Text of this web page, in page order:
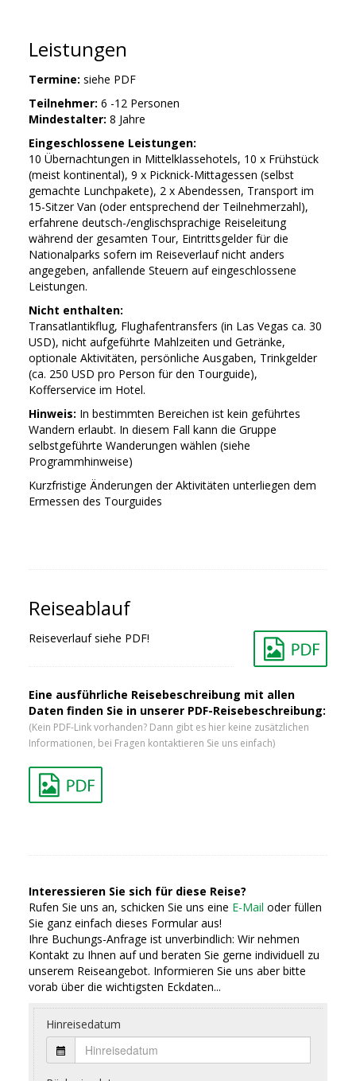
Leistungen
Termine: siehe PDF
Teilnehmer: 6 -12 Personen
Mindestalter: 8 Jahre
Eingeschlossene Leistungen:
10 Übernachtungen in Mittelklassehotels, 10 x Frühstück
(meist kontinental), 9 x Picknick-Mittagessen (selbst
gemachte Lunchpakete), 2 x Abendessen, Transport im
15-Sitzer Van (oder entsprechend der Teilnehmerzahl),
erfahrene deutsch-/englischsprachige Reiseleitung
während der gesamten Tour, Eintrittsgelder für die
Nationalparks sofern im Reiseverlauf nicht anders
angegeben, anfallende Steuern auf eingeschlossene
Leistungen.
Nicht enthalten:
Transatlantikflug, Flughafentransfers (in Las Vegas ca. 30
USD), nicht aufgeführte Mahlzeiten und Getränke,
optionale Aktivitäten, persönliche Ausgaben, Trinkgelder
(ca. 250 USD pro Person für den Tourguide),
Kofferservice im Hotel.
Hinweis: In bestimmten Bereichen ist kein geführtes
Wandern erlaubt. In diesem Fall kann die Gruppe
selbstgeführte Wanderungen wählen (siehe
Programmhinweise)
Kurzfristige Änderungen der Aktivitäten unterliegen dem
Ermessen des Tourguides
Reiseablauf
Reiseverlauf siehe PDF!
Eine ausführliche Reisebeschreibung mit allen
Daten finden Sie in unserer PDF-Reisebeschreibung:
(Kein PDF-Link vorhanden? Dann gibt es hier keine zusätzlichen
Informationen, bei Fragen kontaktieren Sie uns einfach)
Interessieren Sie sich für diese Reise?
Rufen Sie uns an, schicken Sie uns eine E-Mail oder füllen
Sie ganz einfach dieses Formular aus!
Ihre Buchungs-Anfrage ist unverbindlich: Wir nehmen
Kontakt zu Ihnen auf und beraten Sie gerne individuell zu
unserem Reiseangebot. Informieren Sie uns aber bitte
vorab über die wichtigsten Eckdaten...